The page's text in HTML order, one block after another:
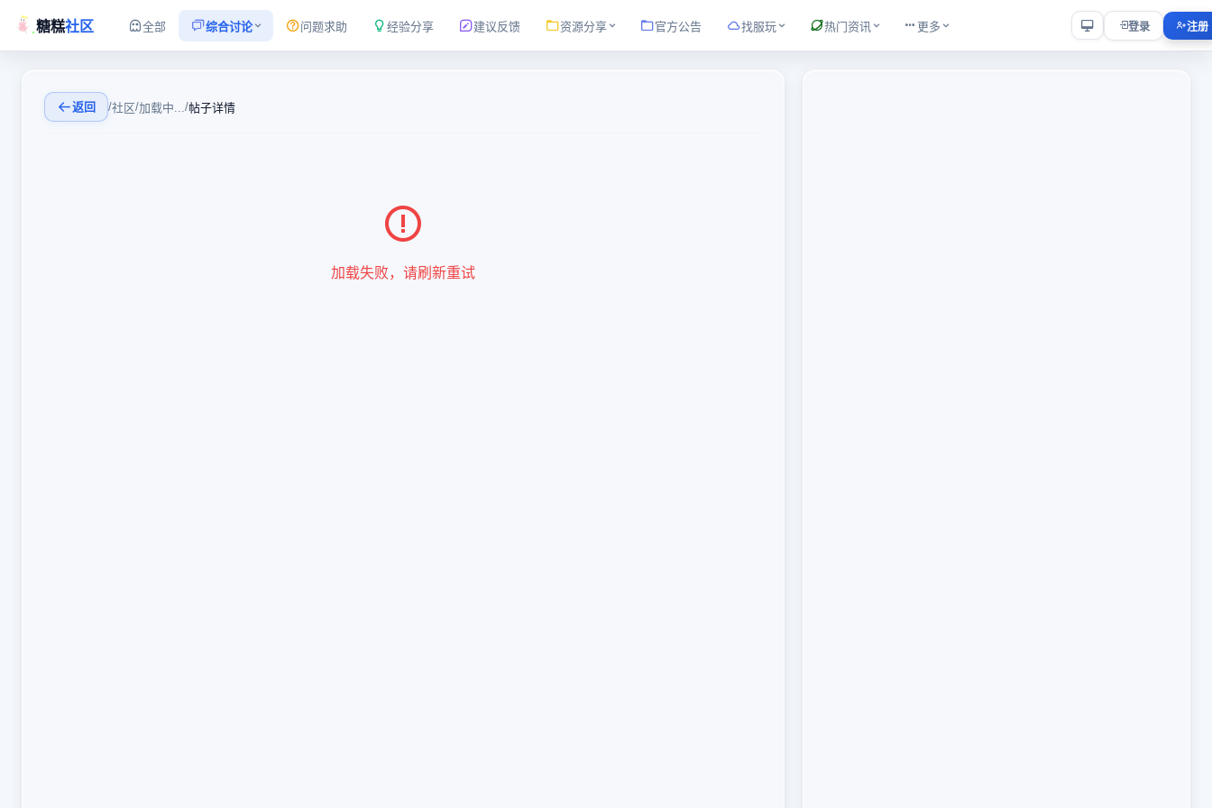
糖糕社区 全部 综合讨论 问题求助 经验分享 建议反馈 资源分享 官方公告 找服玩 热门资讯 更多 登录 注册
返回 /社区/加载中.../帖子详情
加载失败，请刷新重试